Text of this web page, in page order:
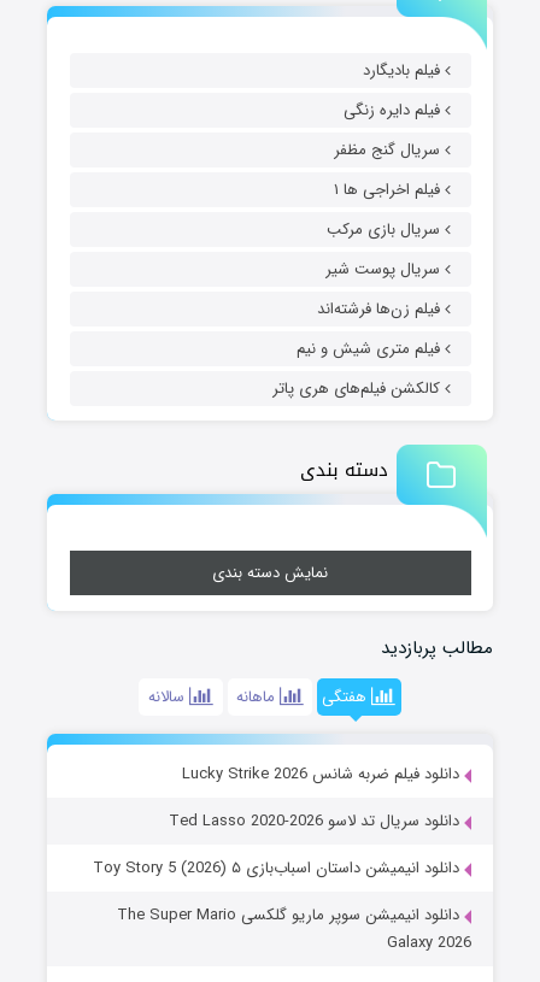
فیلم بادیگارد
فیلم دایره زنگی
سریال گنج مظفر
فیلم اخراجی ها ۱
سریال بازی مرکب
سریال پوست شیر
فیلم زن‌ها فرشته‌اند
فیلم متری شیش و نیم
کالکشن فیلم‌های هری پاتر
دسته بندی
نمایش دسته بندی
مطالب پربازدید
هفتگی ماهانه سالانه
دانلود فیلم ضربه شانس Lucky Strike 2026
دانلود سریال تد لاسو Ted Lasso 2020-2026
دانلود انیمیشن داستان اسباب‌بازی ۵ Toy Story 5 (2026)
دانلود انیمیشن سوپر ماریو گلکسی The Super Mario
Galaxy 2026